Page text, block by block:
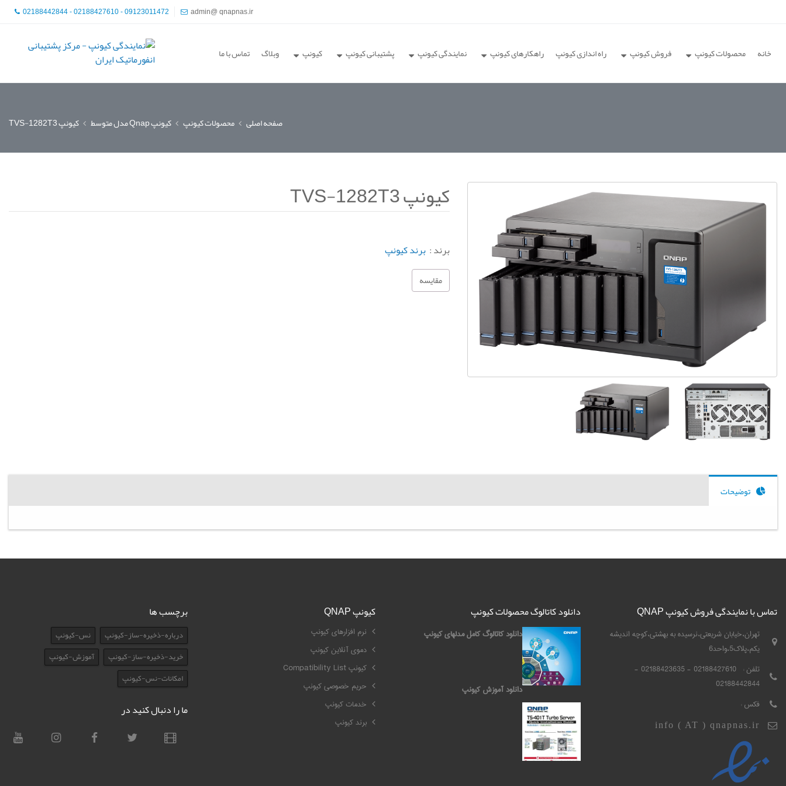
02188442844 - 02188427610 - 09123011472 admin@ qnapnas.ir
خانه محصولات کیونپ فروش کیونپ راه اندازی کیونپ راهکارهای کیونپ نمایندگی کیونپ پشتیبانی کیونپ کیونپ وبلاگ تماس با ما
صفحه اصلی محصولات کیونپ کیونپ Qnap مدل متوسط کیونپ TVS-1282T3
کیونپ TVS-1282T3
برند : برند کیونپ
مقایسه
توضیحات
تماس با نمایندگی فروش کیونپ QNAP
تهران،خیابان شریعتی،نرسیده به بهشتی،کوچه اندیشه
یکم،پلاک5،واحد6
تلفن :
02188427610 - 02188423635 -
02188442844
فکس :
info ( AT ) qnapnas.ir
دانلود کاتالوگ محصولات کیونپ
دانلود کاتالوگ کامل مدلهای کیونپ
دانلود آموزش کیونپ
کیونپ QNAP
نرم افزارهای کیونپ
دموی آنلاین کیونپ
کیونپ Compatibility List
حریم خصوصی کیونپ
خدمات کیونپ
برند کیونپ
برچسب ها
درباره-ذخیره-ساز-کیونپ
نس-کیونپ
خرید-ذخیره-ساز-کیونپ
آموزش-کیونپ
امکانات-نس-کیونپ
ما را دنبال کنید در